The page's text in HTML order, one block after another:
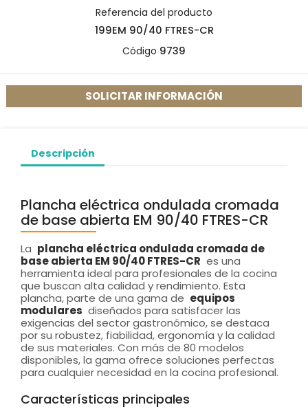
Referencia del producto
199EM 90/40 FTRES-CR
Código 9739
SOLICITAR INFORMACIÓN
Descripción
Plancha eléctrica ondulada cromada
de base abierta EM 90/40 FTRES-CR
La plancha eléctrica ondulada cromada de
base abierta EM 90/40 FTRES-CR es una
herramienta ideal para profesionales de la cocina
que buscan alta calidad y rendimiento. Esta
plancha, parte de una gama de equipos
modulares diseñados para satisfacer las
exigencias del sector gastronómico, se destaca
por su robustez, fiabilidad, ergonomía y la calidad
de sus materiales. Con más de 80 modelos
disponibles, la gama ofrece soluciones perfectas
para cualquier necesidad en la cocina profesional.
Características principales